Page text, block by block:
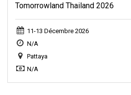
Tomorrowland Thailand 2026
11-13 Décembre 2026
N/A
Pattaya
N/A